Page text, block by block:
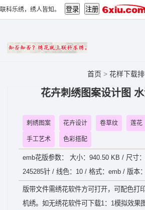
联科乐绣，绣人皆知。
首页 > 花样下载
花卉刺绣图案设计图
刺绣图案 花卉设计 卷草纹 莲花
手工艺术 色彩搭配
emb花版参数： 大小：940.50 KB / 尺寸
245285针 / 线色：10 / 格式：emb / 版本
版带文件需绣花软件方可打开，可配色打
机绣。如无绣花软件可下载1：1模拟效果图